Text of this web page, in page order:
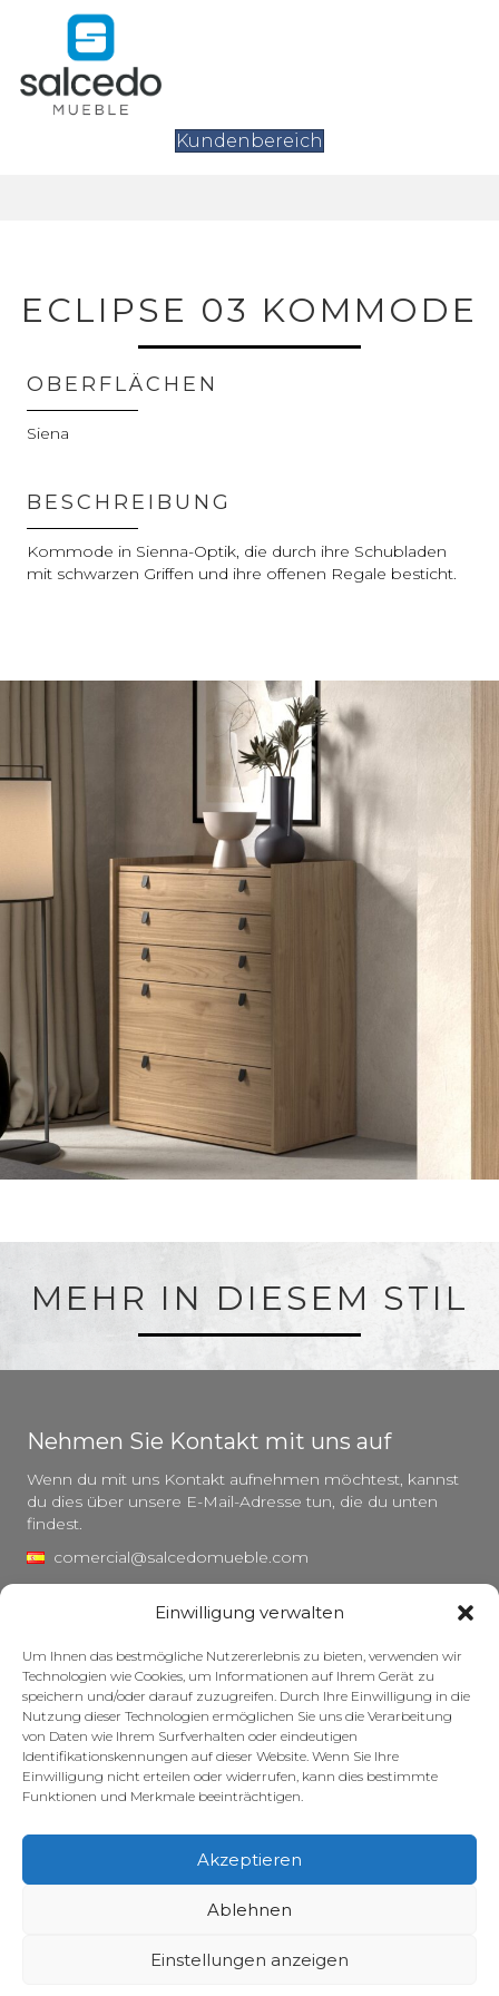
Einwilligung verwalten
Um Ihnen das bestmögliche Nutzererlebnis zu bieten, verwenden wir
Technologien wie Cookies, um Informationen auf Ihrem Gerät zu
speichern und/oder darauf zuzugreifen. Durch Ihre Einwilligung in die
Nutzung dieser Technologien ermöglichen Sie uns die Verarbeitung
von Daten wie Ihrem Surfverhalten oder eindeutigen
Identifikationskennungen auf dieser Website. Wenn Sie Ihre
Einwilligung nicht erteilen oder widerrufen, kann dies bestimmte
Funktionen und Merkmale beeinträchtigen.
Akzeptieren
Ablehnen
Einstellungen anzeigen
Kundenbereich
ECLIPSE 03 KOMMODE
OBERFLÄCHEN
Siena
BESCHREIBUNG
Kommode in Sienna-Optik, die durch ihre Schubladen
mit schwarzen Griffen und ihre offenen Regale besticht.
MEHR IN DIESEM STIL
Nehmen Sie Kontakt mit uns auf
Wenn du mit uns Kontakt aufnehmen möchtest, kannst
du dies über unsere E-Mail-Adresse tun, die du unten
findest.
comercial@salcedomueble.com
distribucion@salcedomueble.com
Instagram
Rechtlicher Hinweis
Datenschutzerklärung
Cookie-Richtlinie
Zuschüsse
Website entwickelt, optimiert und gepflegt – mit viel Koffein – von